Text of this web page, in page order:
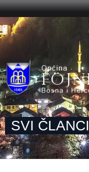
SVI ČLANCI